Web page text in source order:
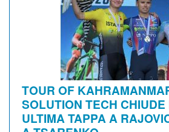
TOUR OF
SOLUTION TECH
ULTIMA TAPPA A